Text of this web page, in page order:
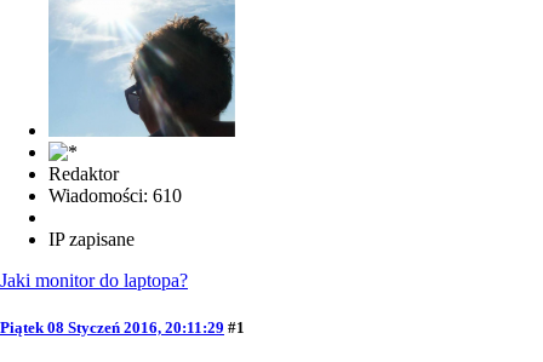
Redaktor
Wiadomości: 610
IP zapisane
Jaki monitor do laptopa?
Piątek 08 Styczeń 2016, 20:11:29 #1